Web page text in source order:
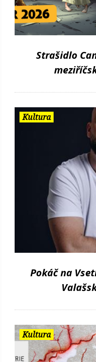
Strašidlo
Kultura
Pokáč na
Kultura